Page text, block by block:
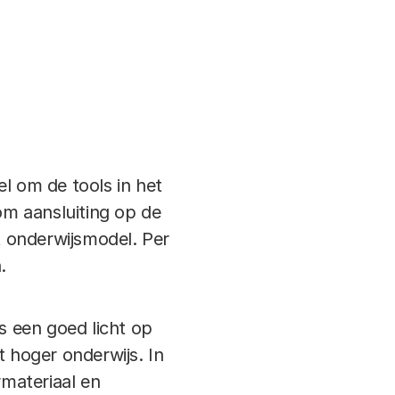
om de tools in het
aansluiting op de
Per
een goed licht op
hoger onderwijs. In
en